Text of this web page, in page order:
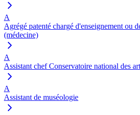
A
Agrégé patenté chargé d'enseignement ou
(médecine)
A
Assistant chef Conservatoire national des
A
Assistant de muséologie